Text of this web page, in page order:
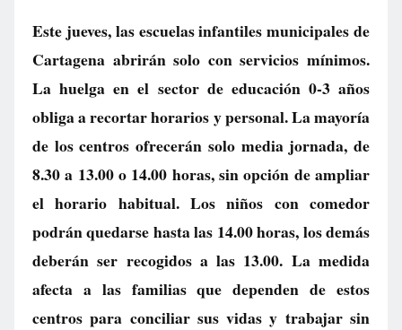
Este jueves, las escuelas infantiles municipales de
Cartagena abrirán solo con servicios mínimos.
La huelga en el sector de educación 0-3 años
obliga a recortar horarios y personal. La mayoría
de los centros ofrecerán solo media jornada, de
8.30 a 13.00 o 14.00 horas, sin opción de ampliar
el horario habitual. Los niños con comedor
podrán quedarse hasta las 14.00 horas, los demás
deberán ser recogidos a las 13.00. La medida
afecta a las familias que dependen de estos
centros para conciliar sus vidas y trabajar sin